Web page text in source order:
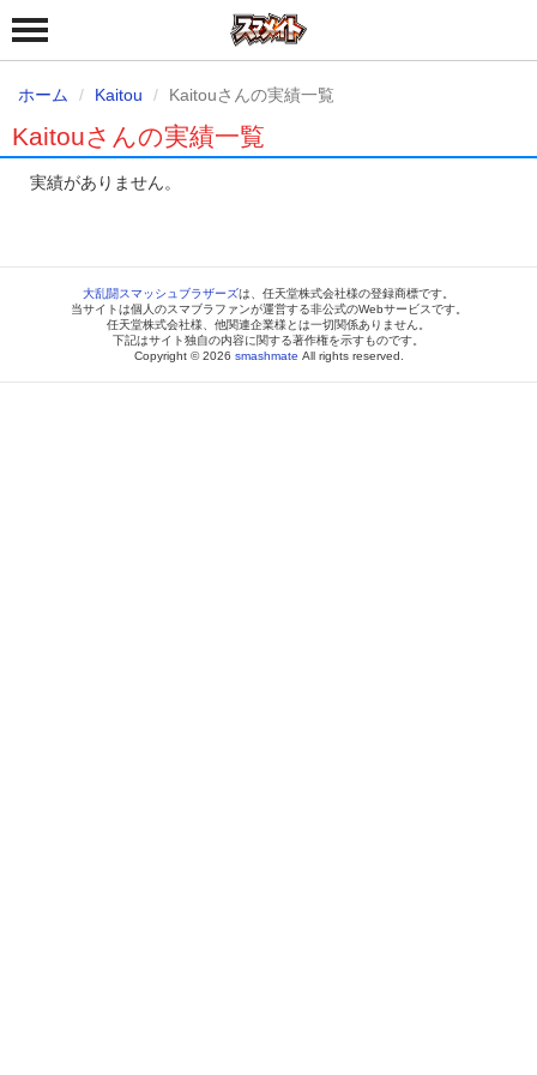
ホーム Kaitou Kaitouさんの実績一覧
Kaitouさんの実績一覧
実績がありません。
大乱闘スマッシュブラザーズは、任天堂株式会社様の登録商標です。
当サイトは個人のスマブラファンが運営する非公式のWebサービスです。
任天堂株式会社様、他関連企業様とは一切関係ありません。
下記はサイト独自の内容に関する著作権を示すものです。
Copyright © 2026 smashmate All rights reserved.